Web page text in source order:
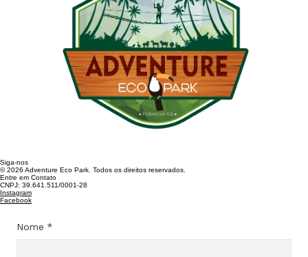
Siga-nos
© 2026 Adventure Eco Park. Todos os direitos reservados.
Instagram